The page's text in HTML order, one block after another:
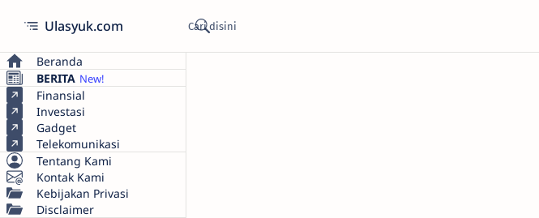
Ulasyuk.com
Beranda
BERITA
Finansial
Investasi
Gadget
Telekomunikasi
Tentang Kami
Kontak Kami
Kebijakan Privasi
Disclaimer